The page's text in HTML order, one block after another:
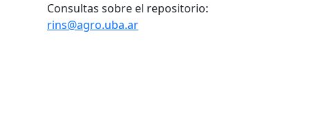
Consultas sobre el repositorio:
rins@agro.uba.ar